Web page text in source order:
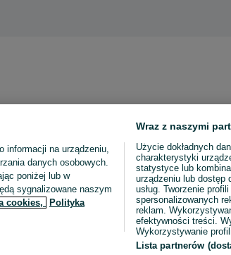
informacji na urządzeniu,
danych osobowych.
poniżej lub w
sygnalizowane naszym
cookies,
Polityka
Wraz z naszymi
Użycie dokładnych
charakterystyki
statystyce lub
urządzeniu lub dostęp
usług. Tworzenie
spersonalizowanych
reklam.
efektywności treści.
Wykorzystywanie
Lista partnerów